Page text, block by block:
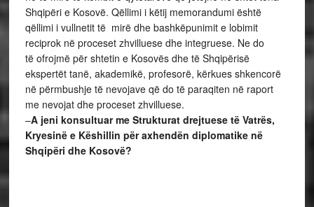
Shqipëri e Kosovë. Qëllimi i këtij memorandumi është
qëllimi i vullnetit të mirë dhe bashkëpunimit e lobimit
reciprok në proceset zhvilluese dhe integruese. Ne do
të ofrojmë për shtetin e Kosovës dhe të Shqipërisë
ekspertët tanë, akademikë, profesorë, kërkues shkencorë
në përmbushje të nevojave që do të paraqiten në raport
me nevojat dhe proceset zhvilluese.
–A jeni konsultuar me Strukturat drejtuese të Vatrës,
Kryesinë e Këshillin për axhendën diplomatike në
Shqipëri dhe Kosovë?